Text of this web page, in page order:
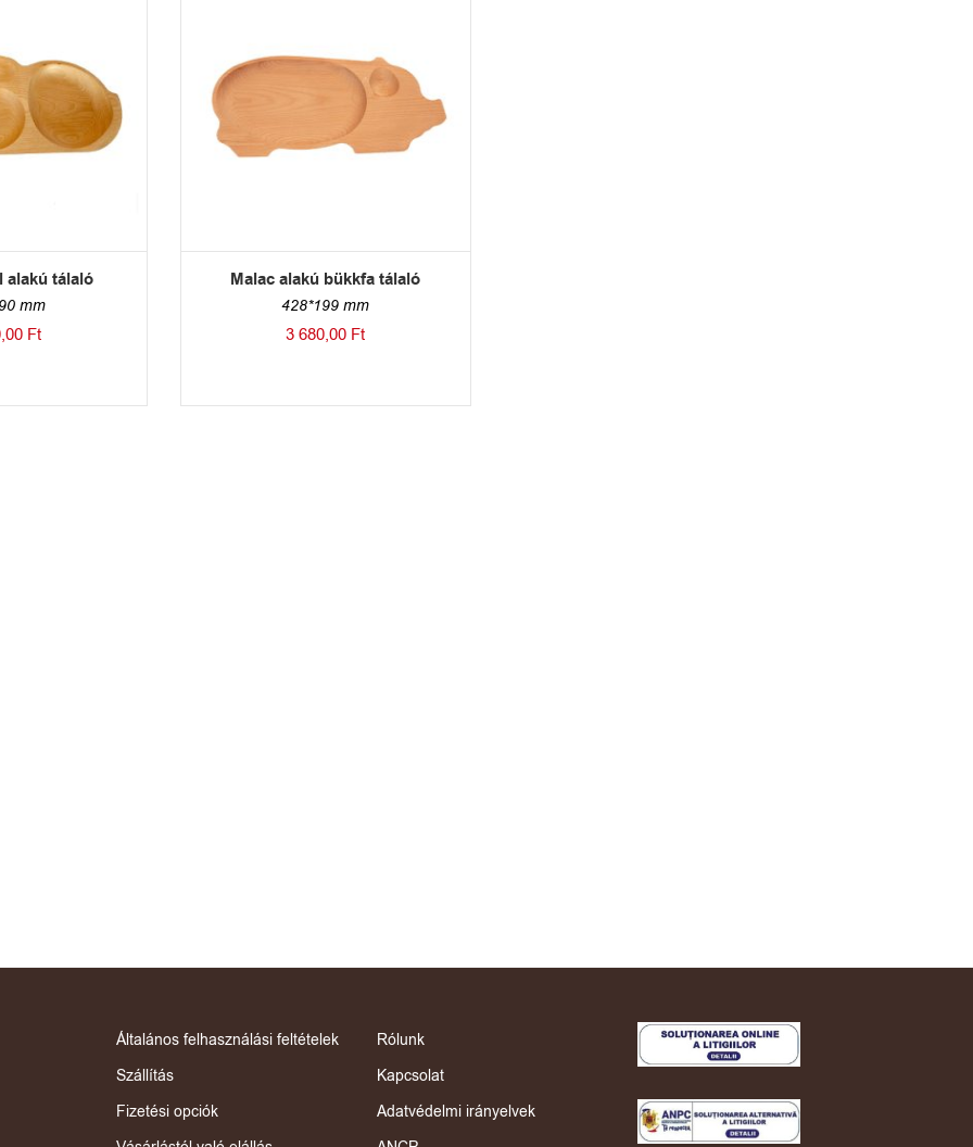
alakú tálaló
mm
Ft
Malac alakú bükkfa tálaló
428*199 mm
3 680,00 Ft
Általános felhasználási feltételek
Szállítás
Fizetési opciók
Rólunk
Kapcsolat
Adatvédelmi irányelvek